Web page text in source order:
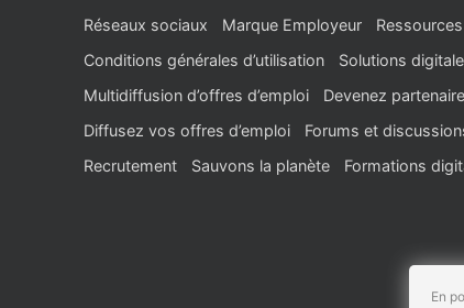
Réseaux sociaux
Marque Employeur
Conditions générales d’utilisation
Solutions
Multidiffusion d’offres d’emploi
Devenez
Diffusez vos offres d’emploi
Forums et
Recrutement
Sauvons la planète Formations
En